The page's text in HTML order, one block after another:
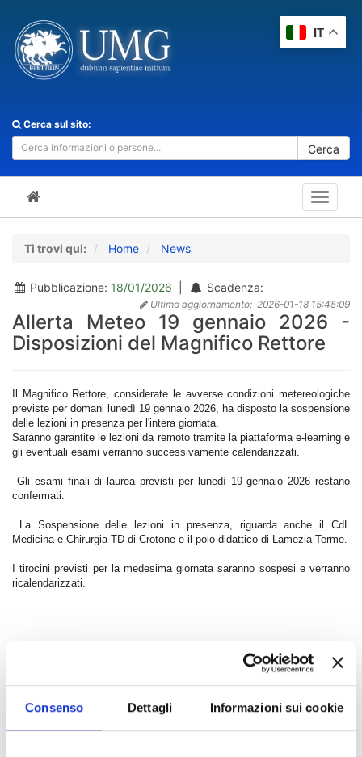
Consenso Dettagli Informazioni sui cookie
Cerca sul sito:
Cerca
Toggle
Ti trovi qui: Home News
Pubblicazione: 18/01/2026 Scadenza:
Ultimo aggiornamento: 2026-01-18 15:45:09
Allerta Meteo 19 gennaio 2026 -
Disposizioni del Magnifico Rettore
Il Magnifico Rettore, considerate le avverse condizioni metereologiche
previste per domani lunedì 19 gennaio 2026, ha disposto la sospensione
delle lezioni in presenza per l'intera giornata.
Saranno garantite le lezioni da remoto tramite la piattaforma e-learning e
gli eventuali esami verranno successivamente calendarizzati.
Gli esami finali di laurea previsti per lunedì 19 gennaio 2026 restano
confermati.
La Sospensione delle lezioni in presenza, riguarda anche il CdL
Medicina e Chirurgia TD di Crotone e il polo didattico di Lamezia Terme.
I tirocini previsti per la medesima giornata saranno sospesi e verranno
ricalendarizzati.
Chi sei? Naviga il sito per profilo
IT